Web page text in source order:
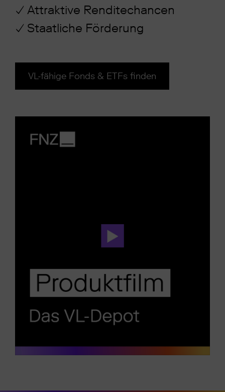
Attraktive Renditechancen
Staatliche Förderung
VL-fähige Fonds & ETFs finden